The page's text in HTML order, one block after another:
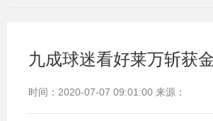
九成球迷看好莱万斩获
时间：2020-07-07 09:01:00 来源：